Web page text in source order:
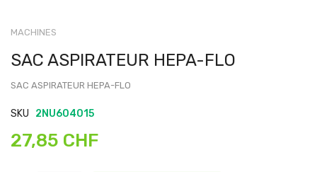
MACHINES
SAC ASPIRATEUR HEPA-FLO
SAC ASPIRATEUR HEPA-FLO
SKU 2NU604015
27,85 CHF